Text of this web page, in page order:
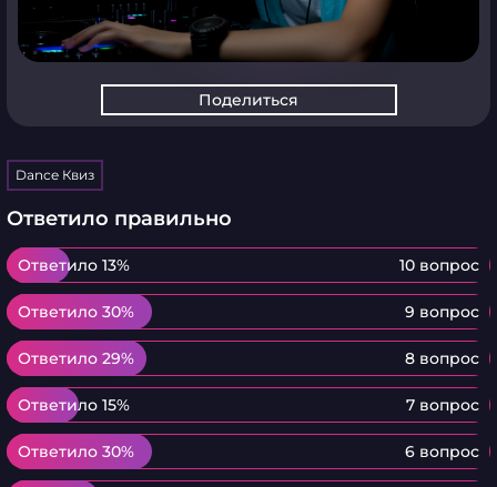
Поделиться
Dance Квиз
Ответило правильно
Ответило 13% 10 вопрос
Ответило 13%
Ответило 30% 9 вопрос
Ответило 30%
Ответило 29% 8 вопрос
Ответило 29%
Ответило 15% 7 вопрос
Ответило 15%
Ответило 30% 6 вопрос
Ответило 30%